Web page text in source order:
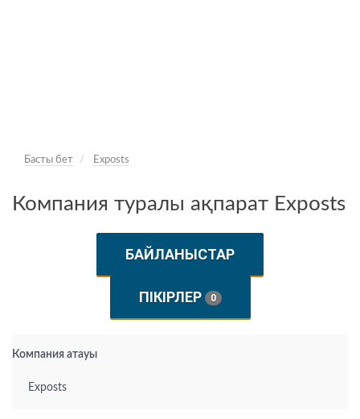
Басты бет Exposts
Компания туралы ақпарат Exposts
БАЙЛАНЫСТАР
ПІКІРЛЕР 0
Компания атауы
Exposts